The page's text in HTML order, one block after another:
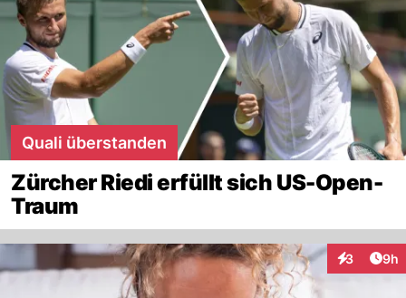
Quali überstanden
Zürcher Riedi erfüllt sich US-Open-
Traum
3 9h